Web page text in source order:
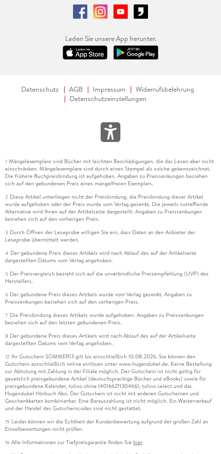
Laden Sie unsere App herunter.
Datenschutz AGB Impressum
Widerrufsbelehrung
Datenschutzeinstellungen
1 Mängelexemplare sind Bücher mit leichten Beschädigungen, die das Lesen aber nicht
einschränken. Mängelexemplare sind durch einen Stempel als solche gekennzeichnet.
Die frühere Buchpreisbindung ist aufgehoben. Angaben zu Preissenkungen beziehen
sich auf den gebundenen Preis eines mangelfreien Exemplars.
2 Diese Artikel unterliegen nicht der Preisbindung, die Preisbindung dieser Artikel
wurde aufgehoben oder der Preis wurde vom Verlag gesenkt. Die jeweils zutreffende
Alternative wird Ihnen auf der Artikelseite dargestellt. Angaben zu Preissenkungen
beziehen sich auf den vorherigen Preis.
3 Durch Öffnen der Leseprobe willigen Sie ein, dass Daten an den Anbieter der
Leseprobe übermittelt werden.
4 Der gebundene Preis dieses Artikels wird nach Ablauf des auf der Artikelseite
dargestellten Datums vom Verlag angehoben.
5 Der Preisvergleich bezieht sich auf die unverbindliche Preisempfehlung (UVP) des
Herstellers.
6 Der gebundene Preis dieses Artikels wurde vom Verlag gesenkt. Angaben zu
Preissenkungen beziehen sich auf den vorherigen Preis.
7 Die Preisbindung dieses Artikels wurde aufgehoben. Angaben zu Preissenkungen
beziehen sich auf den letzten gebundenen Preis.
8 Der gebundene Preis dieses Artikels wird nach Ablauf des auf der Artikelseite
dargestellten Datums vom Verlag angehoben.
12 Ihr Gutschein SOMMER13 gilt bis einschließlich 10.08.2026. Sie können den
Gutschein ausschließlich online einlösen unter www.hugendubel.de. Keine Bestellung
zur Abholung mit Zahlung in der Filiale möglich. Der Gutschein ist nicht gültig für
gesetzlich preisgebundene Artikel (deutschsprachige Bücher und eBooks) sowie für
preisgebundene Kalender, tolino shine (4016621130466), tolino select und das
Hugendubel Hörbuch Abo. Der Gutschein ist nicht mit anderen Gutscheinen und
Geschenkkarten kombinierbar. Eine Barauszahlung ist nicht möglich. Ein Weiterverkauf
und der Handel des Gutscheincodes sind nicht gestattet.
15 Leider können wir die Echtheit der Kundenbewertung aufgrund der großen Zahl an
Einzelbewertungen nicht prüfen.
16 Alle Informationen zur Tiefpreisgarantie finden Sie hier